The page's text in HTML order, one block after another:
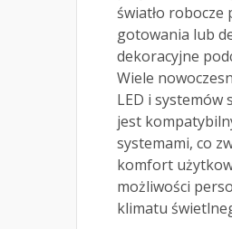
światło robocze
gotowania lub
dekoracyjne
Wiele
LED i systemów
jest
systemami, co
komfort
możliwości
klimatu